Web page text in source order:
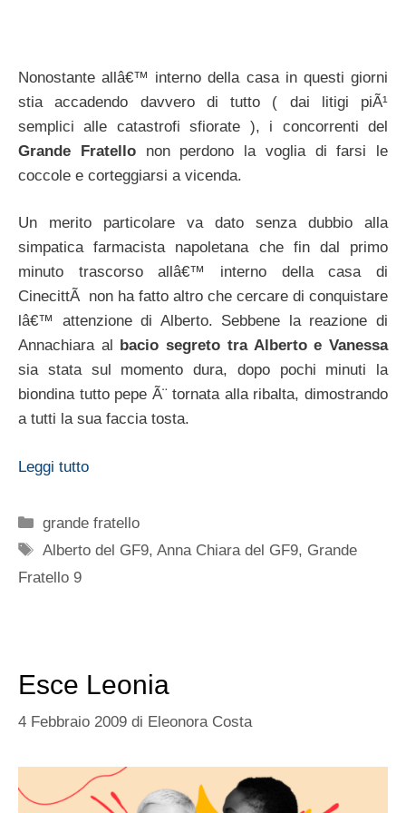
Nonostante allâ€™ interno della casa in questi giorni
stia accadendo davvero di tutto ( dai litigi piÃ¹
semplici alle catastrofi sfiorate ), i concorrenti del
Grande Fratellonon perdono la voglia di farsi le
coccole e corteggiarsi a vicenda.
Un merito particolare va dato senza dubbio alla
simpatica farmacista napoletana che fin dal primo
minuto trascorso allâ€™ interno della casa di
CinecittÃ non ha fatto altro che cercare di conquistare
lâ€™ attenzione di Alberto. Sebbene la reazione di
Annachiara al bacio segreto tra Alberto e Vanessa
sia stata sul momento dura, dopo pochi minuti la
biondina tutto pepe Ã¨ tornata alla ribalta, dimostrando
a tutti la sua faccia tosta.
Leggi tutto
Categorie
grande fratello
Tag
Alberto del GF9,Anna Chiara del GF9, Grande
Fratello 9
Esce Leonia
4 Febbraio 2009 di Eleonora Costa